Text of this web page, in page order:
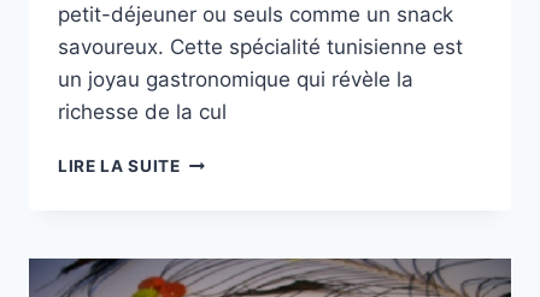
petit-déjeuner ou seuls comme un snack
savoureux. Cette spécialité tunisienne est
un joyau gastronomique qui révèle la
richesse de la cul
LIRE LA SUITECUISINE